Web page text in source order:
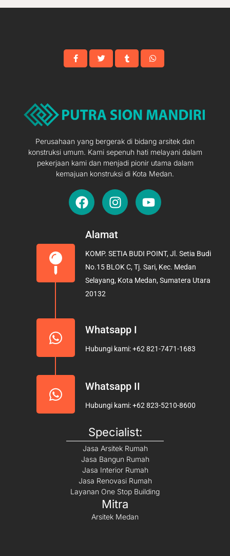
Perusahaan yang bergerak di bidang arsitek dan
konstruksi umum. Kami sepenuh hati melayani dalam
pekerjaan kami dan menjadi pionir utama dalam
kemajuan konstruksi di Kota Medan.
F
a
e
o
o
k
I
n
t
g
r
a
Y
o
b
e
Alamat
KOMP. SETIA BUDI POINT, Jl. Setia Budi
No.15 BLOK C, Tj. Sari, Kec. Medan
Selayang, Kota Medan, Sumatera Utara
20132
Whatsapp I
Hubungi kami: +62 821-7471-1683
Whatsapp II
Hubungi kami: +62 823-5210-8600
Specialist:
Jasa Arsitek Rumah
Jasa Bangun Rumah
Jasa Interior Rumah
Jasa Renovasi Rumah
Layanan One Stop Building
Mitra
Arsitek Medan